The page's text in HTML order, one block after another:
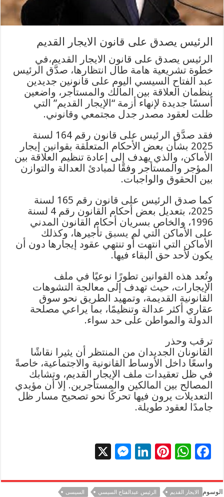
الرئيس يصدق على قانون الايجار القديم
الرئيس يصدق على قانون الايجار القديم،في
خطوة تشريعية هامة طال انتظارها، صدَّق الرئيس
عبد الفتاح السيسي اليوم على قانونين جديدين
ينظمان العلاقة بين المالك والمستأجر، واضعين
أسسًا جديدة لإنهاء أزمة “الإيجار القديم” التي
ظلت لعقود مصدر جدل مجتمعي وقانوني.
فقد صدَّق الرئيس على قانون رقم 164 لسنة
2025 بشأن بعض الأحكام المتعلقة بقوانين إيجار
الأماكن، والذي يهدف إلى إعادة تنظيم العلاقة بين
المؤجر والمستأجر وفقًا لمبادئ العدالة والتوازن
بين الحقوق والواجبات.
كما صدق الرئيس على قانون رقم 165 لسنة
2025، بتعديل بعض أحكام القانون رقم 4 لسنة
1996، والخاص بسريان أحكام القانون المدني
على الأماكن التي لم يسبق تأجيرها، وكذلك
الأماكن التي انتهت أو تنتهي عقود إيجارها دون أن
يكون لأحد حق البقاء فيها.
وتُعد هذه القوانين تطورًا نوعيًا في ملف
الإيجارات، حيث تهدف إلى معالجة التشوهات
القانونية القديمة، وتمهيد الطريق نحو سوق
عقاري أكثر عدالة وتنظيمًا، بما يراعي مصلحة
الدولة والمواطن على حد سواء.
ترقب وحذر
القانونان الجديدان من المنتظر أن يثيرا نقاشًا
واسعًا داخل الأوساط القانونية والاجتماعية، خاصةً
في ظل تعقيدات ملف الإيجار القديم، وتشابك
المصالح بين المالكين والمستأجرين. إلا أن مؤيدي
التعديلات يرون فيها تحركًا نحو تصحيح مسار ظل
جامدًا لعقود طويلة.
F
e
W
at
Pi
er
Li
k
M
se
الوسوم الايجار القديم الرئيس عبدالفتاح السيسي
السيسى